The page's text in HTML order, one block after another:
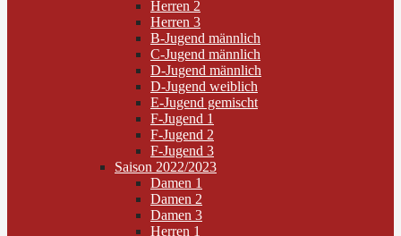
Herren 2
Herren 3
B-Jugend männlich
C-Jugend männlich
D-Jugend männlich
D-Jugend weiblich
E-Jugend gemischt
F-Jugend 1
F-Jugend 2
F-Jugend 3
Saison 2022/2023
Damen 1
Damen 2
Damen 3
Herren 1